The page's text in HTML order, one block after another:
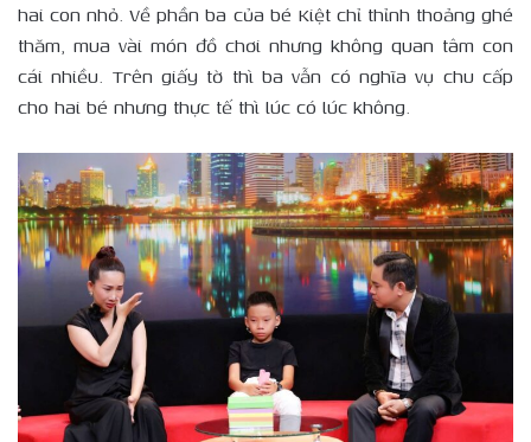
hai con nhỏ. Về phần ba của bé Kiệt chỉ thỉnh thoảng ghé
thăm, mua vài món đồ chơi nhưng không quan tâm con
cái nhiều. Trên giấy tờ thì ba vẫn có nghĩa vụ chu cấp
cho hai bé nhưng thực tế thì lúc có lúc không.